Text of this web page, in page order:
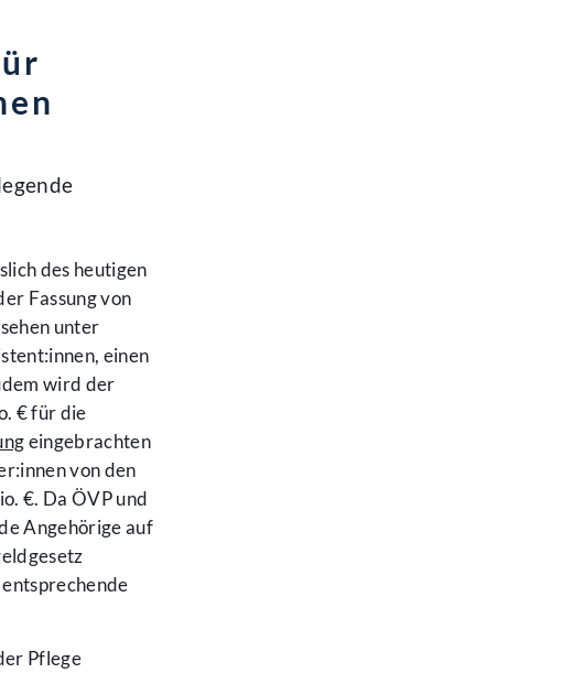
des heutigen
Fassung von
unter
einen
wird der
€ für die
eingebrachten
von den
€. Da ÖVP und
Angehörige auf
Pflege